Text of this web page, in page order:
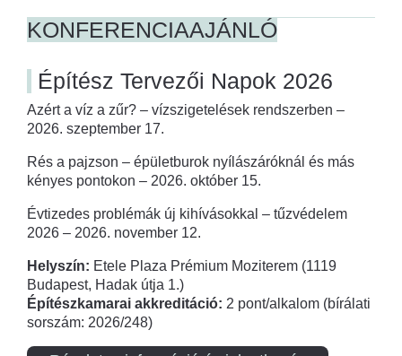
KONFERENCIAAJÁNLÓ
Építész Tervezői Napok 2026
Azért a víz a zűr? – vízszigetelések rendszerben –
2026. szeptember 17.
Rés a pajzson – épületburok nyílászáróknál és más
kényes pontokon – 2026. október 15.
Évtizedes problémák új kihívásokkal – tűzvédelem
2026 – 2026. november 12.
Helyszín: Etele Plaza Prémium Moziterem (1119
Budapest, Hadak útja 1.)
Építészkamarai akkreditáció: 2 pont/alkalom (bírálati
sorszám: 2026/248)